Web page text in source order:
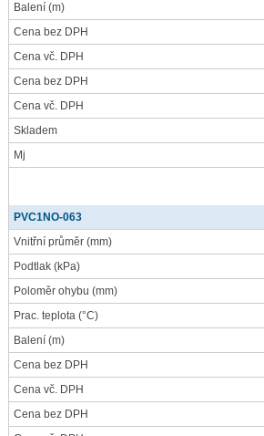
Balení (m)
Cena bez DPH
Cena vč. DPH
Cena bez DPH
Cena vč. DPH
Skladem
Mj
PVC1NO-063
Vnitřní průměr (mm)
Podtlak (kPa)
Poloměr ohybu (mm)
Prac. teplota (°C)
Balení (m)
Cena bez DPH
Cena vč. DPH
Cena bez DPH